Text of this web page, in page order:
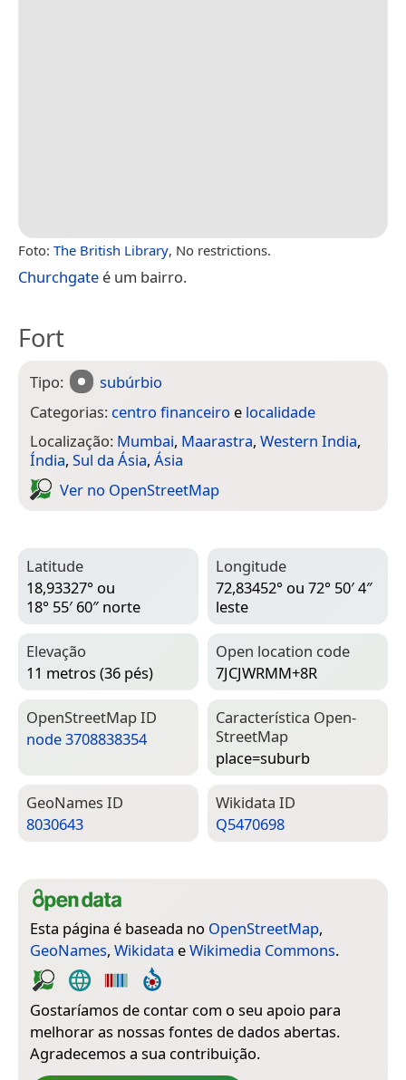
Foto: The British Library, No restrictions.
Churchgate é um bairro.
Fort
Tipo:
subúrbio
Categorias: centro financeiro e localidade
Localização: Mumbai, Maarastra, Western India,
Índia, Sul da Ásia, Ásia
Ver no Open­Street­Map
Latitude
18,93327° ou
18° 55′ 60″ norte
Longitude
72,83452° ou 72° 50′ 4″
leste
Elevação
11 metros (36 pés)
Open location code
7JCJWRMM+8R
Open­Street­Map ID
node 3708838354
Característica Open­
Street­Map
place=­suburb
Geo­Names ID
8030643
Wiki­data ID
Q5470698
Esta página é baseada no OpenStreetMap,
GeoNames, Wikidata eWikimedia Commons.
Gostaríamos de contar com o seu apoio para
melhorar as nossas fontes de dados abertas.
Agradecemos a sua contribuição.